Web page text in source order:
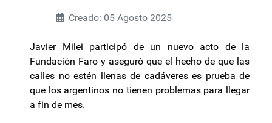
Creado: 05 Agosto 2025
Javier Milei participó de un nuevo acto de la
Fundación Faro y aseguró que el hecho de que las
calles no estén llenas de cadáveres es prueba de
que los argentinos no tienen problemas para llegar
a fin de mes.